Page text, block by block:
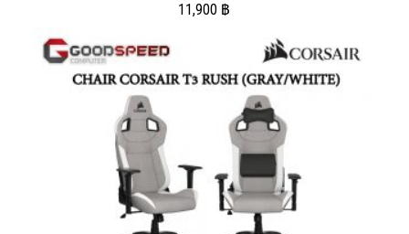
11,900 ฿